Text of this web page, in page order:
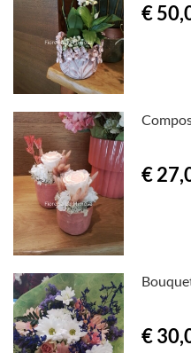
€
€
€